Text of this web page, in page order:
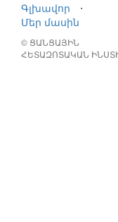
Գլխավոր
⋅
Մեր մասին
© ՑԱՆՑԱՅԻՆ
ՀԵՏԱԶՈՏԱԿԱՆ